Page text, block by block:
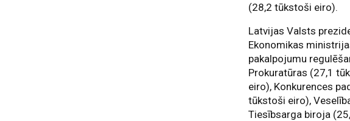
(28,2 tūkstoši eiro).
Latvijas Valsts
Ekonomikas
pakalpojumu
Prokuratūras (27,1
eiro), Konkurences
tūkstoši eiro),
Tiesībsarga biroja